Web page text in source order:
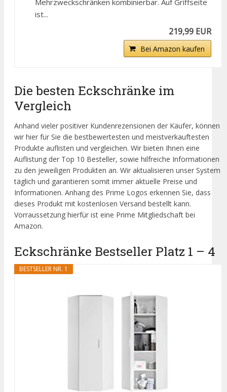
ist...
219,99 EUR
Bei Amazon kaufen
Die besten Eckschränke im
Vergleich
Anhand vieler positiver Kundenrezensionen der Käufer, können
wir hier für Sie die bestbewertesten und meistverkauftesten
Produkte auflisten und vergleichen. Wir bieten Ihnen eine
Auflistung der Top 10 Besteller, sowie hilfreiche Informationen
zu den jeweiligen Produkten an. Wir aktualisieren unser System
täglich und garantieren somit immer aktuelle Preise und
Informationen. Anhang des Prime Logos erkennen Sie, dass
dieses Produkt mit kostenlosen Versand bestellt kann.
Vorraussetzung hierfür ist eine Prime Mitgliedschaft bei
Amazon.
Eckschränke Bestseller Platz 1 – 4
BESTSELLER NR. 1